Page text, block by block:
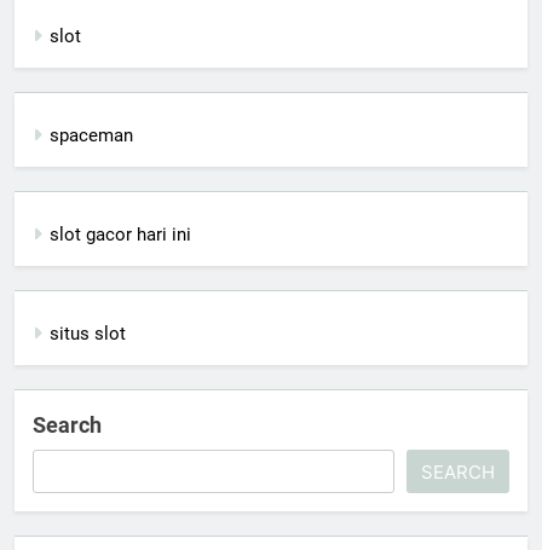
slot
spaceman
slot gacor hari ini
situs slot
Search
SEARCH